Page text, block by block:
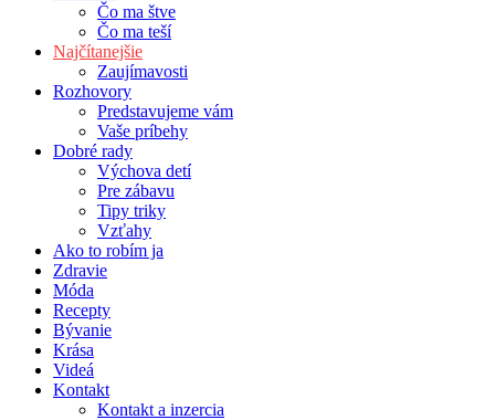
Čo ma štve
Čo ma teší
Najčítanejšie
Zaujímavosti
Rozhovory
Predstavujeme vám
Vaše príbehy
Dobré rady
Výchova detí
Pre zábavu
Tipy triky
Vzťahy
Ako to robím ja
Zdravie
Móda
Recepty
Bývanie
Krása
Videá
Kontakt
Kontakt a inzercia